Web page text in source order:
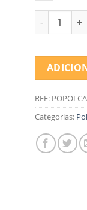
Quantidade
REF:
Categorias: